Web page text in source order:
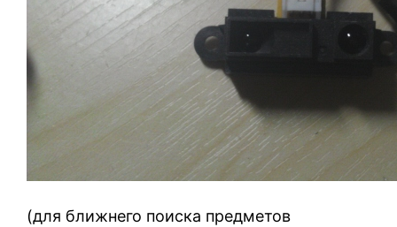
(для ближнего поиска предметов